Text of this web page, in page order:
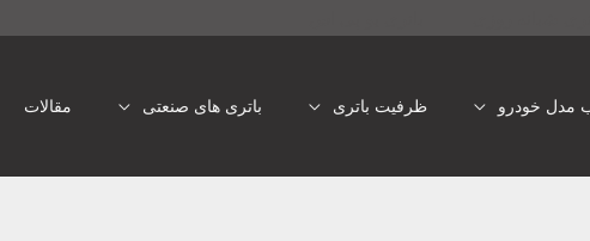
مدل خودرو ظرفیت باتری باتری های صنعتی مقالات